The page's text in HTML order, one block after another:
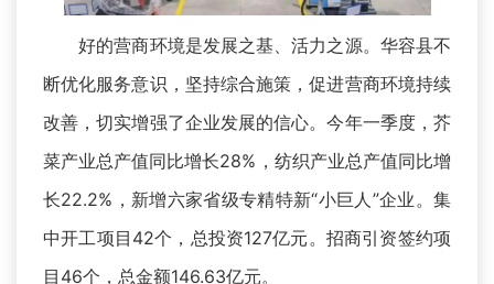
好的营商环境是发展之基、活力之源。华容县不
断优化服务意识，坚持综合施策，促进营商环境持续
改善，切实增强了企业发展的信心。今年一季度，芥
菜产业总产值同比增长28%，纺织产业总产值同比增
长22.2%，新增六家省级专精特新“小巨人”企业。集
中开工项目42个，总投资127亿元。招商引资签约项
目46个，总金额146.63亿元。